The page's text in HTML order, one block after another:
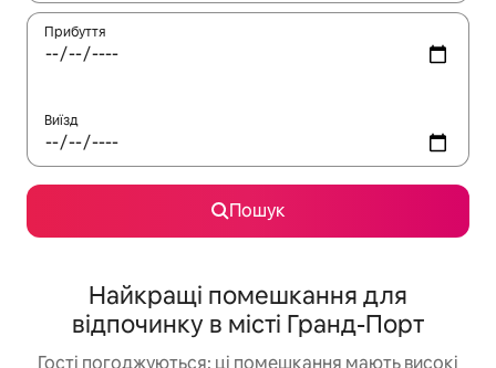
Прибуття
Виїзд
Пошук
Найкращі помешкання для
відпочинку в місті Гранд-Порт
Гості погоджуються: ці помешкання мають високі